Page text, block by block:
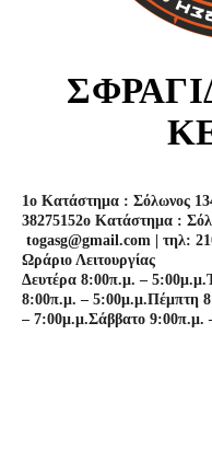
1o Κατάστημα : Σόλωνος
38275152o Κατάστημα :
togasg@gmail.com | τηλ:
Ωράριο Λειτουργίας
Δευτέρα 8:00π.μ. – 5:00μ.μ.
8:00π.μ. – 5:00μ.μ.Πέμπτη
– 7:00μ.μ.Σάββατο 9:00π.μ.